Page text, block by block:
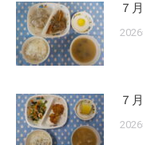
７
７